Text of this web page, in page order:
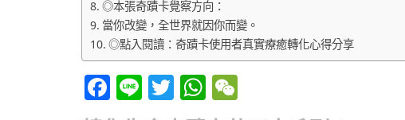
◎本張奇蹟卡覺察方向：
當你改變，全世界就因你而變。
◎點入閱讀：奇蹟卡使用者真實療癒轉化心得分享
Facebook
LineTwitterWhatsApp